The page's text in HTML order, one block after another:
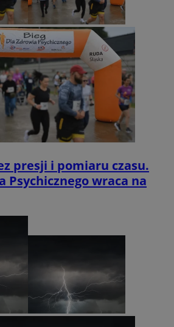
presji i pomiaru czasu.
Psychicznego wraca na